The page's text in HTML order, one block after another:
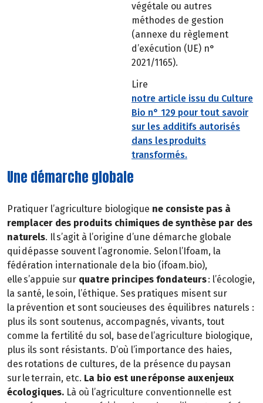
végétale ou autres
méthodes de gestion
(annexe du règlement
d’exécution (UE) n°
2021/1165).
Lire
notre article issu du Culture
Bio n° 129 pour tout savoir
sur les additifs autorisés
dans les produits
transformés.
Une démarche globale
Pratiquer l’agriculture biologique ne consiste pas à
remplacer des produits chimiques de synthèse par des
naturels. Il s’agit à l’origine d’une démarche globale
qui dépasse souvent l’agronomie. Selon l’Ifoam, la
fédération internationale de la bio (ifoam.bio),
elle s’appuie sur quatre principes fondateurs: l’écologie,
la santé, le soin, l’éthique. Ses pratiques misent sur
la prévention et sont soucieuses des équilibres naturels :
plus ils sont soutenus, accompagnés, vivants, tout
comme la fertilité du sol, base de l’agriculture biologique,
plus ils sont résistants. D’où l’importance des haies,
des rotations de cultures, de la présence du paysan
sur le terrain, etc. La bio est une réponse aux enjeux
écologiques. Là où l’agriculture conventionnelle est